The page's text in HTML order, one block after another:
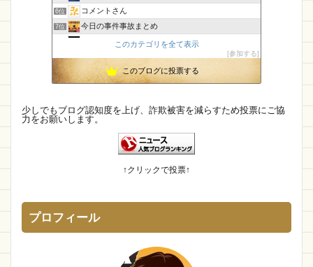
6位 コメントさん
7位 今日の事件事故まとめ
CamTalk〜生活情報サイト
9位 執務室
10位 【国内・海外】ニュースまとめ【芸能・科学・エトセトラ】
13位 IT派遣営業マン「テル」が教える人材派遣で稼ぐ技術！
マダムとセニョリータのニュースな杜
幽霊食口さんのメッセージ?
このカテゴリを全て表示
参加する
このブログに投票する
少しでもブログ認知度を上げ、詐欺被害を減らすため投票にご協
力をお願いします。
↑クリックで投票↑
プロフィール